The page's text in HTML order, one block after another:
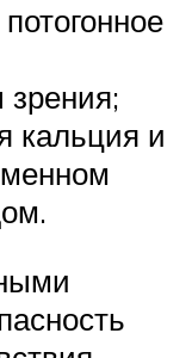
кальция и